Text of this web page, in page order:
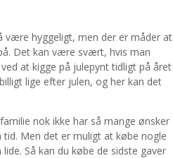
være hyggeligt, men der er måder at
Det kan være svært, hvis man
at kigge på julepynt tidligt på året
lige efter julen, og her kan det
nok ikke har så mange ønsker
Men det er muligt at købe nogle
Så kan du købe de sidste gaver